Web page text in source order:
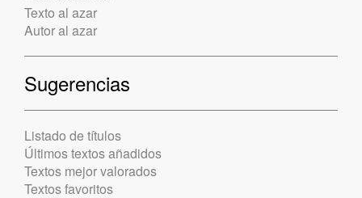
Texto al azar
Autor al azar
Sugerencias
Listado de títulos
Últimos textos añadidos
Textos mejor valorados
Textos favoritos